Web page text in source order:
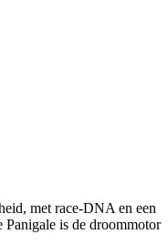
met race-DNA en een
Panigale is de droommotor